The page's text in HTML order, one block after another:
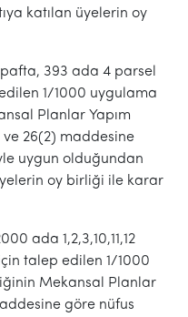
katılan üyelerin oy
393 ada 4 parsel
1/1000 uygulama
Planlar Yapım
26(2) maddesine
uygun olduğundan
oy birliği ile karar
ada 1,2,3,10,11,12
talep edilen 1/1000
Mekansal Planlar
göre nüfus